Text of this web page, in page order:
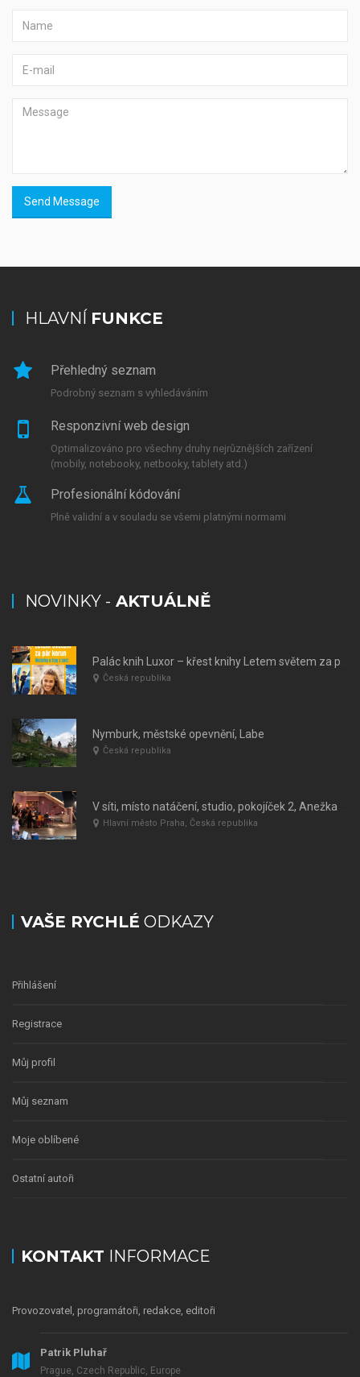
Send Message
HLAVNÍ FUNKCE
Přehledný seznam
Podrobný seznam s vyhledáváním
Responzivní web design
Optimalizováno pro všechny druhy nejrůznějších zařízení
(mobily, notebooky, netbooky, tablety atd.)
Profesionální kódování
Plně validní a v souladu se všemi platnými normami
NOVINKY - AKTUÁLNĚ
Česká republika
Nymburk, městské opevnění, Labe
Česká republika
Hlavní město Praha, Česká republika
VAŠE RYCHLÉ ODKAZY
Přihlášení
Registrace
Můj profil
Můj seznam
Moje oblíbené
Ostatní autoři
KONTAKT INFORMACE
Provozovatel, programátoři, redakce, editoři
Patrik Pluhař
Prague, Czech Republic, Europe